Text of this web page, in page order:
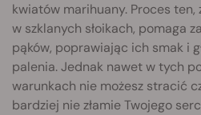
kwiatów marihuany. Proces
w szklanych słoikach, pomaga
pąków, poprawiając ich smak i
palenia. Jednak nawet w tych
warunkach nie możesz stracić
bardziej nie złamie Twojego